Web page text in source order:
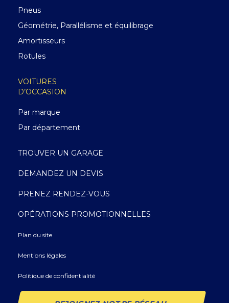
Pneus
Géométrie, Parallélisme et équilibrage
Amortisseurs
Rotules
VOITURES
D’OCCASION
Par marque
Par département
TROUVER UN GARAGE
DEMANDEZ UN DEVIS
PRENEZ RENDEZ-VOUS
OPÉRATIONS PROMOTIONNELLES
Plan du site
Mentions légales
Politique de confidentialité